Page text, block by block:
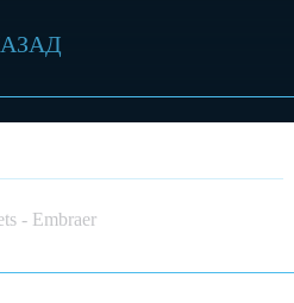
- Embraer